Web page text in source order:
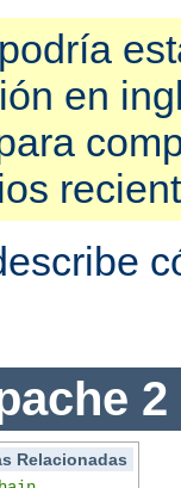
en
2
Relacionadas